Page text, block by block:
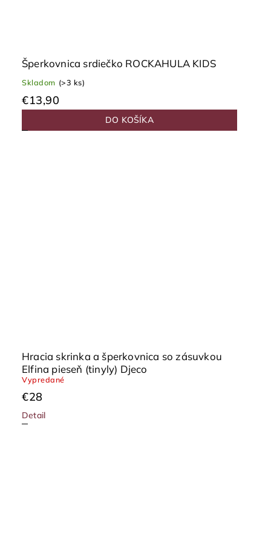
Šperkovnica srdiečko ROCKAHULA KIDS
Skladom (>3 ks)
€13,90
DO KOŠÍKA
Hracia skrinka a šperkovnica so zásuvkou
Elfina pieseň (tinyly) Djeco
Vypredané
€28
Detail